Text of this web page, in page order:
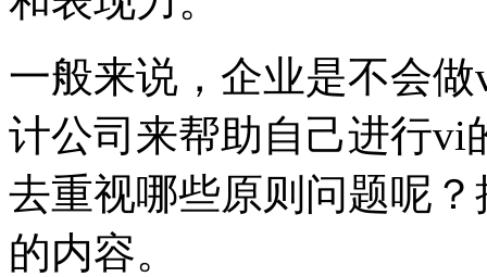
一般来说，企业是不会
计公司来帮助自己进行vi
去重视哪些原则问题呢
的内容。